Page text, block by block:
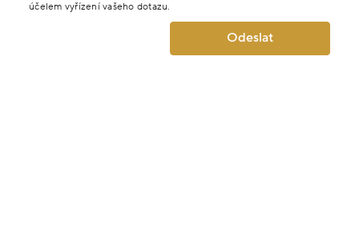
účelem vyřízení vašeho dotazu.
Odeslat